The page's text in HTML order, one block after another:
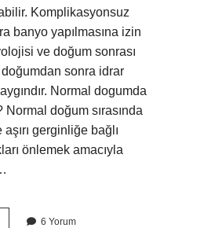
Komplikasyonsuz
banyo yapılmasına izin
ve doğum sonrası
sonra idrar
Normal dogumda
Normal doğum sırasında
gerginliğe bağlı
önlemek amacıyla
6 Yorum